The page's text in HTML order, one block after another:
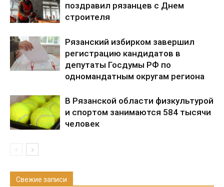
поздравил рязанцев с Днем
строителя
Рязанский избирком завершил
регистрацию кандидатов в
депутаты Госдумы РФ по
одномандатным округам региона
В Рязанской области физкультурой
и спортом занимаются 584 тысячи
человек
Свежие записи